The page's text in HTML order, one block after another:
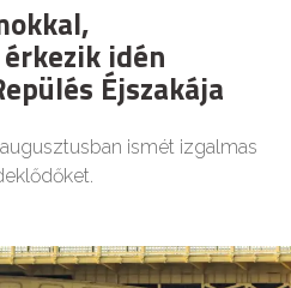
idén
Éjszakája
ismét izgalmas